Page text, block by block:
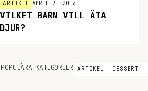
ARTIKEL APRIL 7, 2016
VILKET BARN VILL ÄTA
DJUR?
POPULÄRA KATEGORIER ARTIKEL DESSERT